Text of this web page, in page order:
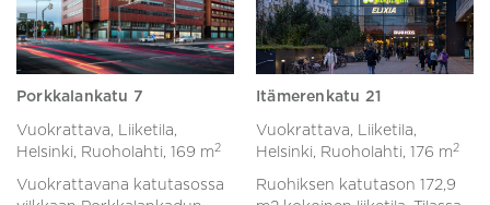
Porkkalankatu 7
Vuokrattava, Liiketila,
Helsinki, Ruoholahti, 169 m 2
Vuokrattavana katutasossa
Itämerenkatu 21
Vuokrattava, Liiketila,
Helsinki, Ruoholahti, 176 m 2
Ruohiksen katutason 172,9